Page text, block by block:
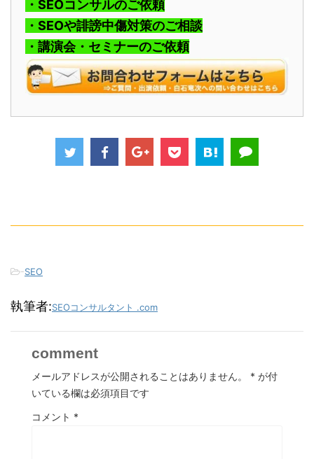
・SEOコンサルのご依頼
・SEOや誹謗中傷対策のご相談
・講演会・セミナーのご依頼
-SEO
執筆者:SEOコンサルタント .com
comment
メールアドレスが公開されることはありません。 * が付
いている欄は必須項目です
コメント *